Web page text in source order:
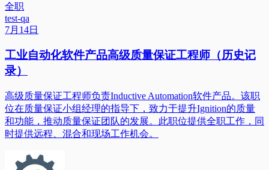
全职
test-qa
7月14日
工业自动化软件产品高级质量保证工程师（历史记
录）
高级质量保证工程师负责Inductive Automation软件产品。该职
位在质量保证小组经理的指导下，致力于提升Ignition的质量
和功能，推动质量保证团队的发展。此职位提供全职工作，同
时提供远程、混合和现场工作机会。